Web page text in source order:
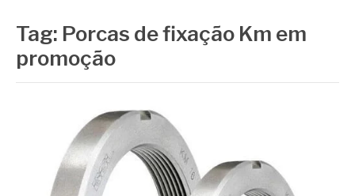
Tag: Porcas de fixação Km em
promoção